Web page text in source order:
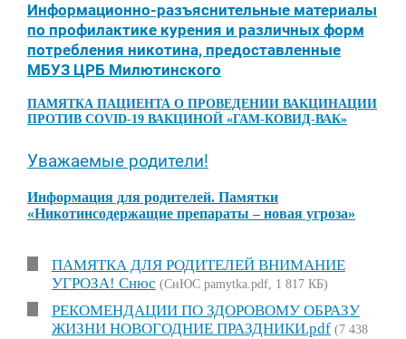
Информационно-разъяснительные материалы
по профилактике курения и различных форм
потребления никотина, предоставленные
МБУЗ ЦРБ Милютинского
ПАМЯТКА ПАЦИЕНТА О ПРОВЕДЕНИИ ВАКЦИНАЦИИ
ПРОТИВ COVID-19 ВАКЦИНОЙ «ГАМ-КОВИД-ВАК»
Уважаемые родители!
Информация для родителей. Памятки
«Никотинсодержащие препараты – новая угроза»
ПАМЯТКА ДЛЯ РОДИТЕЛЕЙ ВНИМАНИЕ
УГРОЗА! Снюс (СнЮС pamytka.pdf, 1 817 КБ)
РЕКОМЕНДАЦИИ ПО ЗДОРОВОМУ ОБРАЗУ
ЖИЗНИ НОВОГОДНИЕ ПРАЗДНИКИ.pdf (7 438